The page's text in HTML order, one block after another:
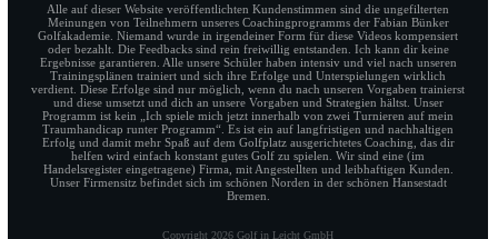
Alle auf dieser Website veröffentlichten Kundenstimmen sind die ungefilterten
Meinungen von Teilnehmern unseres Coachingprogramms der Fabian Bünker
Golfakademie. Niemand wurde in irgendeiner Form für diese Videos kompensiert
oder bezahlt. Die Feedbacks sind rein freiwillig entstanden. Ich kann dir keine
Ergebnisse garantieren. Alle unsere Schüler haben intensiv und viel nach unseren
Trainingsplänen trainiert und sich ihre Erfolge und Unterspielungen wirklich
verdient. Diese Erfolge sind nur möglich, wenn du nach unseren Vorgaben trainierst
und diese umsetzt und dich an unsere Vorgaben und Strategien hältst. Unser
Programm ist kein „Ich spiele mich jetzt innerhalb von zwei Turnieren auf mein
Traumhandicap runter Programm“. Es ist ein auf langfristigen und nachhaltigen
Erfolg und damit mehr Spaß auf dem Golfplatz ausgerichtetes Coaching, das dir
helfen wird einfach konstant gutes Golf zu spielen. Wir sind eine (im
Handelsregister eingetragene) Firma, mit Angestellten und leibhaftigen Kunden.
Unser Firmensitz befindet sich im schönen Norden in der schönen Hansestadt
Bremen.
Copyright 2026 Golf in Leicht GmbH